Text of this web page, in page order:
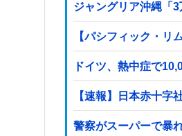
ジャングリア沖縄「
【パシフィック・リ
ドイツ、熱中症で
【速報】日本赤十
警察がスーパーで暴